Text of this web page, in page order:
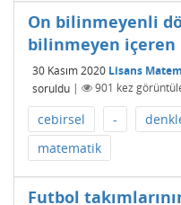
On bilinmeyenli
bilinmeyen içeren
30 Kasım 2020 Lisans
soruldu | 901 kez
cebirsel -
matematik
Futbol